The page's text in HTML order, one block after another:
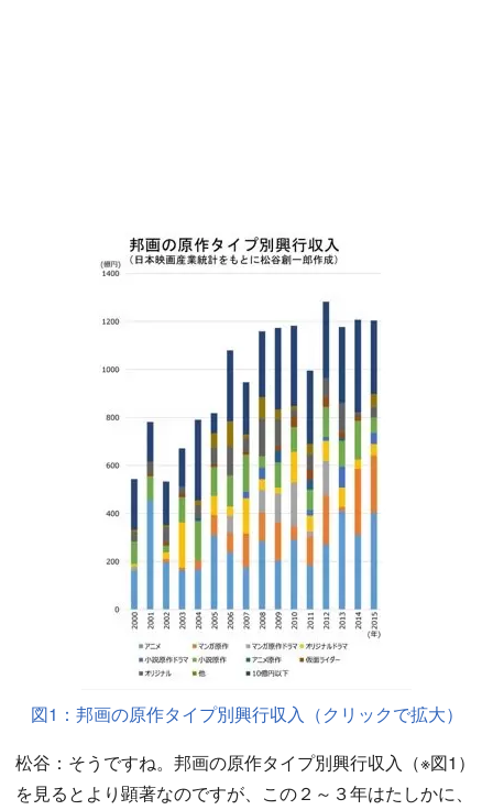
図1：邦画の原作タイプ別興行収入（クリックで拡大）
松谷：そうですね。邦画の原作タイプ別興行収入（※図1）
を見るとより顕著なのですが、この２～３年はたしかに、